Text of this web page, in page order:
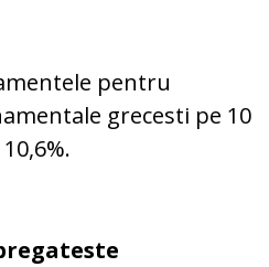
pentru
grecesti pe 10